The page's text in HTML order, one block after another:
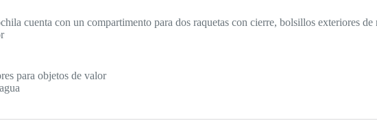
cuenta con un compartimento para dos raquetas con cierre, bolsillos exteriores
para objetos de valor